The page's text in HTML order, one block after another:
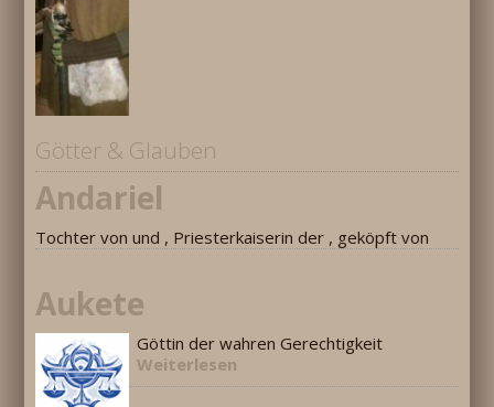
Götter & Glauben
Andariel
Tochter von und , Priesterkaiserin der , geköpft von
Aukete
Göttin der wahren Gerechtigkeit
Weiterlesen